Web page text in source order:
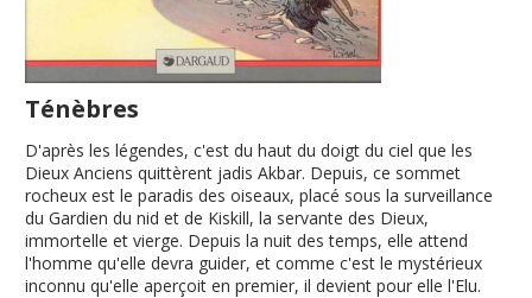
Ténèbres
D'après les légendes, c'est du haut du doigt du ciel que les
Dieux Anciens quittèrent jadis Akbar. Depuis, ce sommet
rocheux est le paradis des oiseaux, placé sous la surveillance
du Gardien du nid et de Kiskill, la servante des Dieux,
immortelle et vierge. Depuis la nuit des temps, elle attend
l'homme qu'elle devra guider, et comme c'est le mystérieux
inconnu qu'elle aperçoit en premier, il devient pour elle l'Elu.